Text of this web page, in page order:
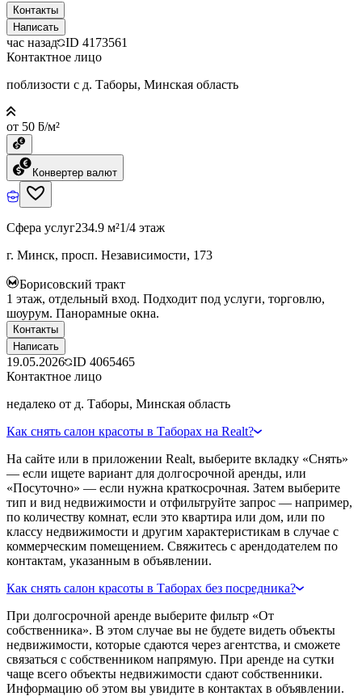
Контакты
Написать
час назад ID 4173561
Контактное лицо
поблизости с д. Таборы, Минская область
от 50 ƃ/м²
Конвертер валют
Сфера услуг234.9 м²1/4 этаж
г. Минск, просп. Независимости, 173
Борисовский тракт
1 этаж, отдельный вход. Подходит под услуги, торговлю,
шоурум. Панорамные окна.
Контакты
Написать
19.05.2026 ID 4065465
Контактное лицо
недалеко от д. Таборы, Минская область
Как снять салон красоты в Таборах на Realt?
На сайте или в приложении Realt, выберите вкладку «Снять»
— если ищете вариант для долгосрочной аренды, или
«Посуточно» — если нужна краткосрочная. Затем выберите
тип и вид недвижимости и отфильтруйте запрос — например,
по количеству комнат, если это квартира или дом, или по
классу недвижимости и другим характеристикам в случае с
коммерческим помещением. Свяжитесь с арендодателем по
контактам, указанным в объявлении.
Как снять салон красоты в Таборах без посредника?
При долгосрочной аренде выберите фильтр «От
собственника». В этом случае вы не будете видеть объекты
недвижимости, которые сдаются через агентства, и сможете
связаться с собственником напрямую. При аренде на сутки
чаще всего объекты недвижимости сдают собственники.
Информацию об этом вы увидите в контактах в объявлении.